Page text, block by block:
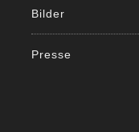
Bilder
Presse